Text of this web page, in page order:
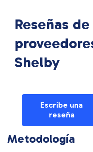
Reseñas
Shelby
Escribe una
reseña
Metodología